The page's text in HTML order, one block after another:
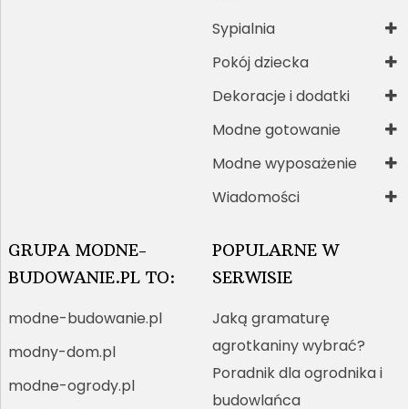
Sypialnia
Pokój dziecka
Dekoracje i dodatki
Modne gotowanie
Modne wyposażenie
Wiadomości
GRUPA MODNE-
BUDOWANIE.PL TO:
modne-budowanie.pl
modny-dom.pl
modne-ogrody.pl
POPULARNE W
SERWISIE
Jaką gramaturę
agrotkaniny wybrać?
Poradnik dla ogrodnika i
budowlańca